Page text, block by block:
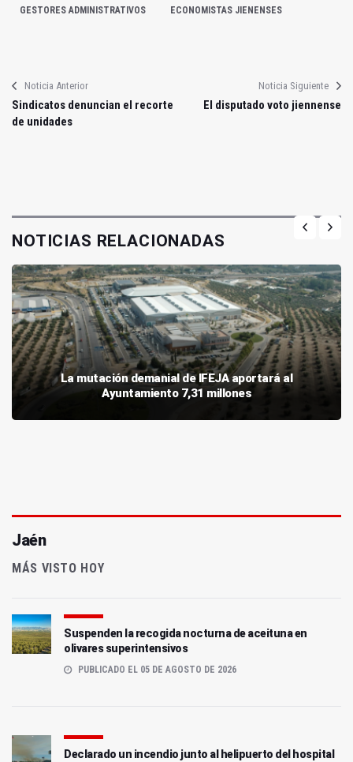
GESTORES ADMINISTRATIVOS ECONOMISTAS JIENENSES
Noticia Anterior
Sindicatos denuncian el recorte
de unidades
Noticia Siguiente
El disputado voto jiennense
NOTICIAS RELACIONADAS
La mutación demanial de IFEJA aportará al
Ayuntamiento 7,31 millones
Jaén
MÁS VISTO HOY
Suspenden la recogida nocturna de aceituna en
olivares superintensivos
PUBLICADO EL 05 DE AGOSTO DE 2026
Declarado un incendio junto al helipuerto del hospital